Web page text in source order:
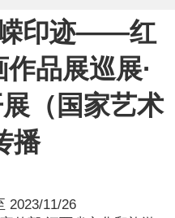
嵘印迹——红
品展巡展·
（国家艺术
播
2023/11/26